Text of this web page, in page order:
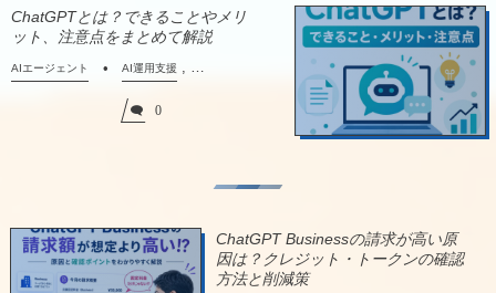
ChatGPTとは？できることやメリ
ット、注意点をまとめて解説
AIエージェント AI運用支援
0
ChatGPT Businessの請求が高い原
因は？クレジット・トークンの確認
方法と削減策